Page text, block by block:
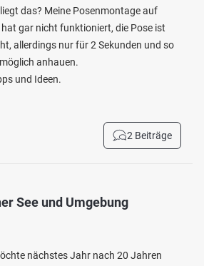
das? Meine Posenmontage auf
gar nicht funktioniert, die Pose ist
allerdings nur für 2 Sekunden und so
anhauen.
und Ideen.
2 Beiträge
See und Umgebung
nächstes Jahr nach 20 Jahren